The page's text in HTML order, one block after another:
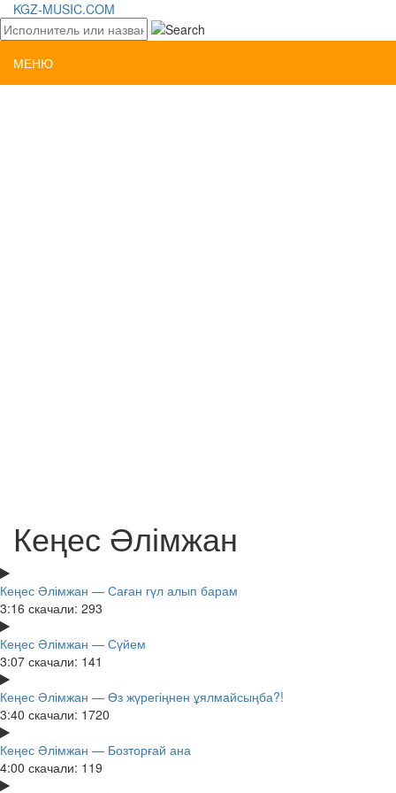
KGZ-MUSIC.COM
МЕНЮ
Кеңес Әлімжан
Кеңес Әлімжан — Саған гүл алып барам
3:16 скачали: 293
Кеңес Әлімжан — Сүйем
3:07 скачали: 141
Кеңес Әлімжан — Өз жүрегіңнен ұялмайсыңба?!
3:40 скачали: 1720
Кеңес Әлімжан — Бозторғай ана
4:00 скачали: 119